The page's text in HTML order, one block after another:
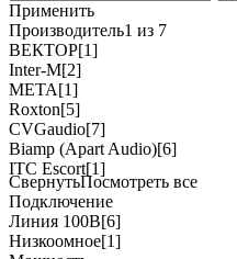
Применить
Производитель1 из 7
ВЕКТОР[1]
Inter-M[2]
МЕТА[1]
Roxton[5]
CVGaudio[7]
Biamp (Apart Audio)[6]
ITC Escort[1]
СвернутьПосмотреть все
Подключение
Линия 100В[6]
Низкоомное[1]